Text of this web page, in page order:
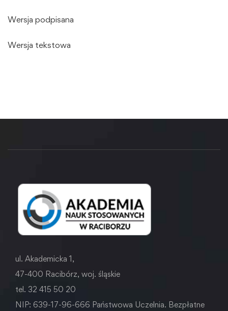
Wersja podpisana
Wersja tekstowa
ul. Akademicka 1,
47-400 Racibórz, woj. śląskie
tel. 32 415 50 20
NIP: 639-17-96-666 Państwowa Uczelnia. Bezpłatne